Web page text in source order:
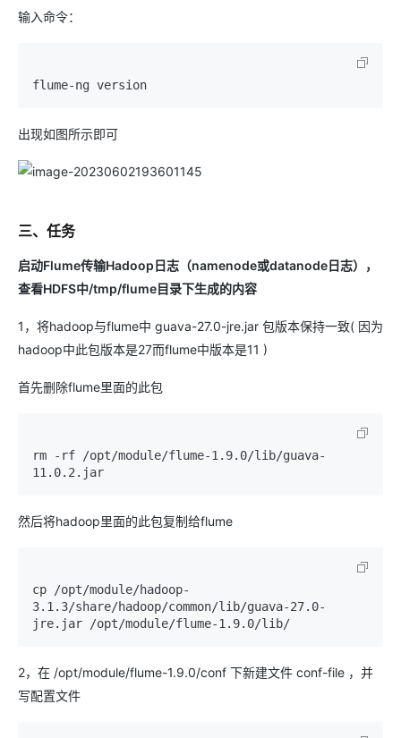
输入命令：
出现如图所示即可
三、任务
启动Flume传输Hadoop日志（namenode或datanode日志），
查看HDFS中/tmp/flume目录下生成的内容
1，将hadoop与flume中 guava-27.0-jre.jar 包版本保持一致( 因为
hadoop中此包版本是27而flume中版本是11 )
首先删除flume里面的此包
rm -rf /opt/module/flume-1.9.0/lib/guava-
然后将hadoop里面的此包复制给flume
cp /opt/module/hadoop-
3.1.3/share/hadoop/common/lib/guava-27.0-
2，在 /opt/module/flume-1.9.0/conf 下新建文件 conf-file ，并
写配置文件